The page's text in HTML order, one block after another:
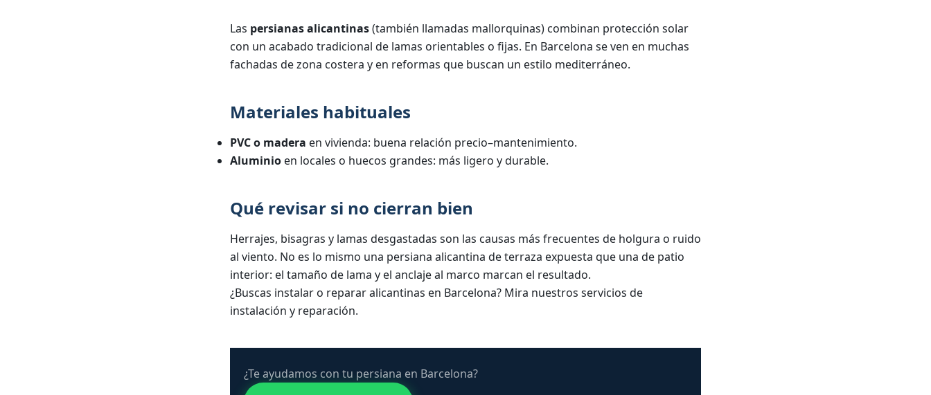
Las persianas alicantinas(también llamadas mallorquinas) combinan protección solar
con un acabado tradicional de lamas orientables o fijas. En Barcelona se ven en muchas
fachadas de zona costera y en reformas que buscan un estilo mediterráneo.
Materiales habituales
PVC o madera en vivienda: buena relación precio–mantenimiento.
Aluminio en locales o huecos grandes: más ligero y durable.
Qué revisar si no cierran bien
Herrajes, bisagras y lamas desgastadas son las causas más frecuentes de holgura o ruido
al viento. No es lo mismo una persiana alicantina de terraza expuesta que una de patio
interior: el tamaño de lama y el anclaje al marco marcan el resultado.
¿Buscas instalar o reparar alicantinas en Barcelona? Mira nuestros servicios de
instalación y reparación.
¿Te ayudamos con tu persiana en Barcelona?